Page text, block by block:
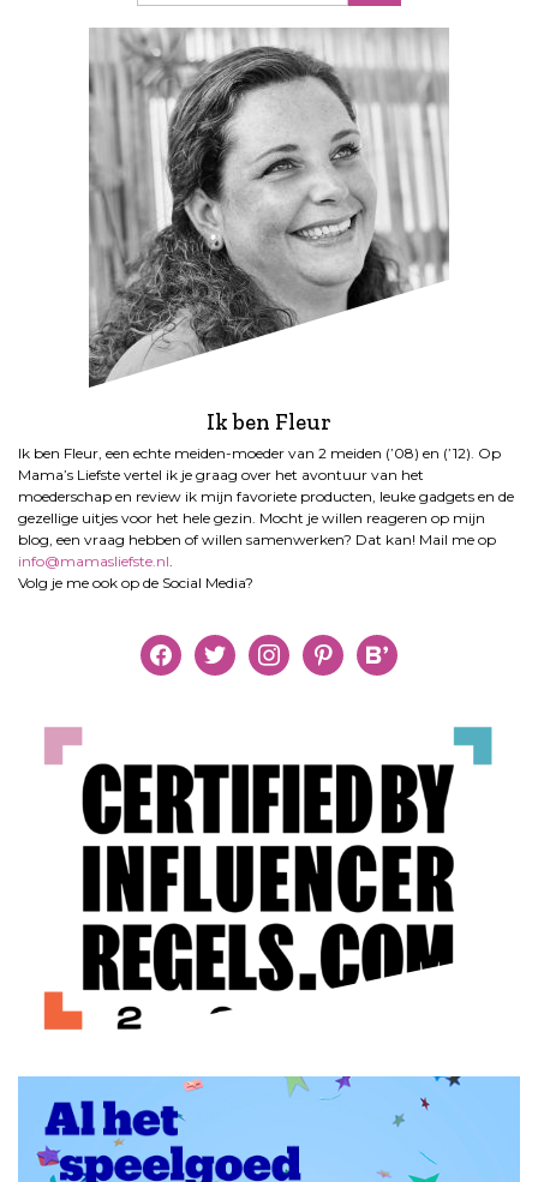
Ik ben Fleur
Ik ben Fleur, een echte meiden-moeder van 2 meiden (’08) en (’12). Op
Mama’s Liefste vertel ik je graag over het avontuur van het
moederschap en review ik mijn favoriete producten, leuke gadgets en de
gezellige uitjes voor het hele gezin. Mocht je willen reageren op mijn
blog, een vraag hebben of willen samenwerken? Dat kan! Mail me op
info@mamasliefste.nl
Volg je me ook op de Social Media?
facebooktwitter instagrampinterestbloglovin